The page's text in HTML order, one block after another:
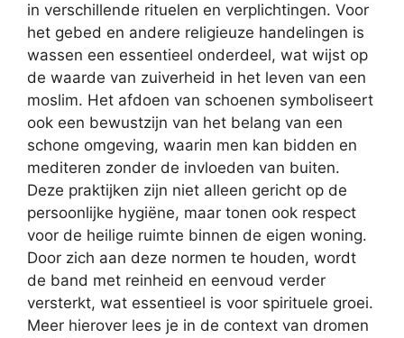
in verschillende rituelen en verplichtingen. Voor
het gebed en andere religieuze handelingen is
wassen een essentieel onderdeel, wat wijst op
de waarde van zuiverheid in het leven van een
moslim. Het afdoen van schoenen symboliseert
ook een bewustzijn van het belang van een
schone omgeving, waarin men kan bidden en
mediteren zonder de invloeden van buiten.
Deze praktijken zijn niet alleen gericht op de
persoonlijke hygiëne, maar tonen ook respect
voor de heilige ruimte binnen de eigen woning.
Door zich aan deze normen te houden, wordt
de band met reinheid en eenvoud verder
versterkt, wat essentieel is voor spirituele groei.
Meer hierover lees je in de context van dromen